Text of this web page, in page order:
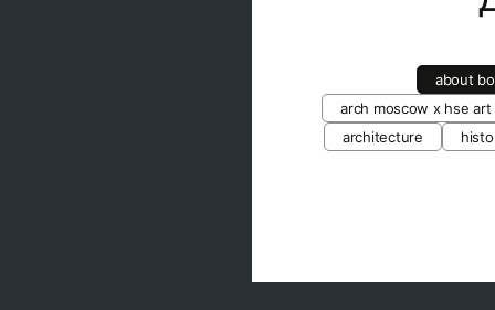
about
arch moscow x hse
architecture